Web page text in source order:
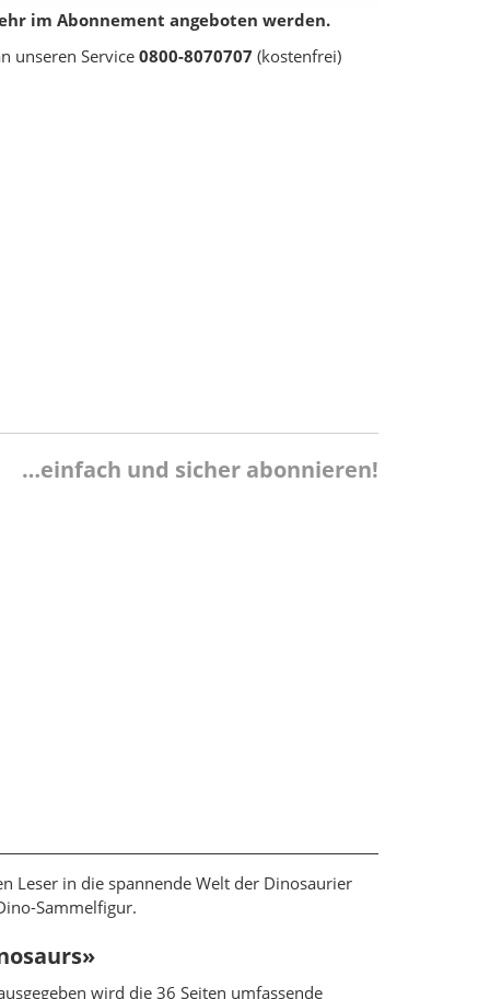
im Abonnement angeboten werden.
unseren Service 0800-8070707 (kostenfrei)
…einfach und sicher abonnieren!
Leser in die spannende Welt der Dinosaurier
Sammelfigur.
wird die 36 Seiten umfassende